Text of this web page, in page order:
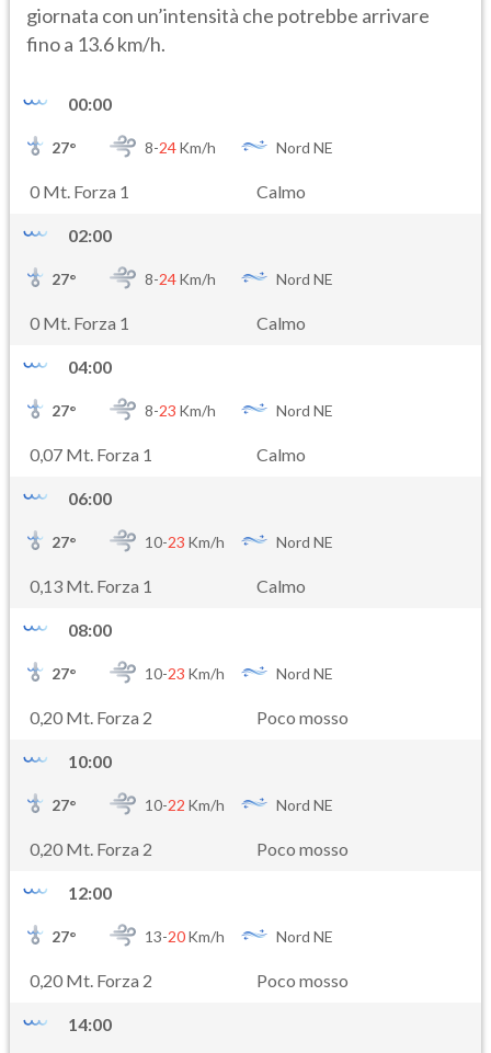
giornata con un’intensità che potrebbe arrivare
fino a 13.6 km/h.
00:00
27° 8-24Km/h Nord NE
0 Mt. Forza 1 Calmo
02:00
27° 8-24Km/h Nord NE
0 Mt. Forza 1 Calmo
04:00
27° 8-23 Km/h Nord NE
0,07 Mt. Forza 1 Calmo
06:00
27° 10-23 Km/h Nord NE
0,13 Mt. Forza 1 Calmo
08:00
27° 10-23 Km/h Nord NE
0,20 Mt. Forza 2 Poco mosso
10:00
27° 10-22 Km/h Nord NE
0,20 Mt. Forza 2 Poco mosso
12:00
27° 13-20Km/h Nord NE
0,20 Mt. Forza 2 Poco mosso
14:00